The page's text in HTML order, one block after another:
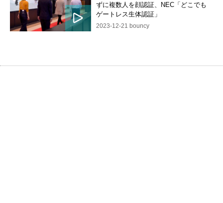
ずに複数人を顔認証、NEC「どこでも
ゲートレス生体認証」
2023-12-21 bouncy